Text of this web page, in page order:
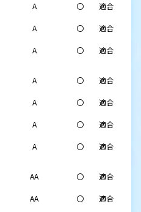
A 〇 適合
A 〇 適合
A 〇 適合
A 〇 適合
A 〇 適合
A 〇 適合
A 〇 適合
AA 〇 適合
AA 〇 適合